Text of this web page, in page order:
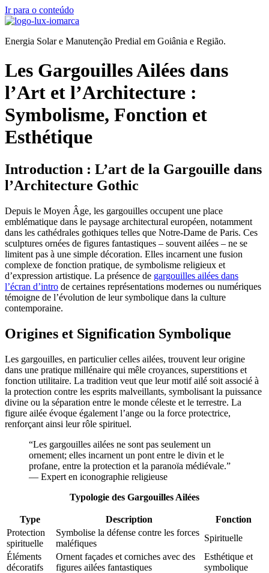
Ir para o conteúdo
Energia Solar e Manutenção Predial em Goiânia e Região.
Les Gargouilles Ailées dans
l’Art et l’Architecture :
Symbolisme, Fonction et
Esthétique
Introduction : L’art de la Gargouille dans
l’Architecture Gothic
Depuis le Moyen Âge, les gargouilles occupent une place
emblématique dans le paysage architectural européen, notamment
dans les cathédrales gothiques telles que Notre-Dame de Paris. Ces
sculptures ornées de figures fantastiques – souvent ailées – ne se
limitent pas à une simple décoration. Elles incarnent une fusion
complexe de fonction pratique, de symbolisme religieux et
d’expression artistique. La présence de gargouilles ailées dans
l’écran d’intro de certaines représentations modernes ou numériques
témoigne de l’évolution de leur symbolique dans la culture
contemporaine.
Origines et Signification Symbolique
Les gargouilles, en particulier celles ailées, trouvent leur origine
dans une pratique millénaire qui mêle croyances, superstitions et
fonction utilitaire. La tradition veut que leur motif ailé soit associé à
la protection contre les esprits malveillants, symbolisant la puissance
divine ou la séparation entre le monde céleste et le terrestre. La
figure ailée évoque également l’ange ou la force protectrice,
renforçant ainsi leur rôle spirituel.
“Les gargouilles ailées ne sont pas seulement un
ornement; elles incarnent un pont entre le divin et le
profane, entre la protection et la paranoïa médiévale.”
— Expert en iconographie religieuse
Typologie des Gargouilles Ailées
Type Description
Fonction
Protection
spirituelle
Symbolise la défense contre les forces
maléfiques
Spirituelle
Éléments
décoratifs
Ornent façades et corniches avec des
figures ailées fantastiques
Esthétique et
symbolique